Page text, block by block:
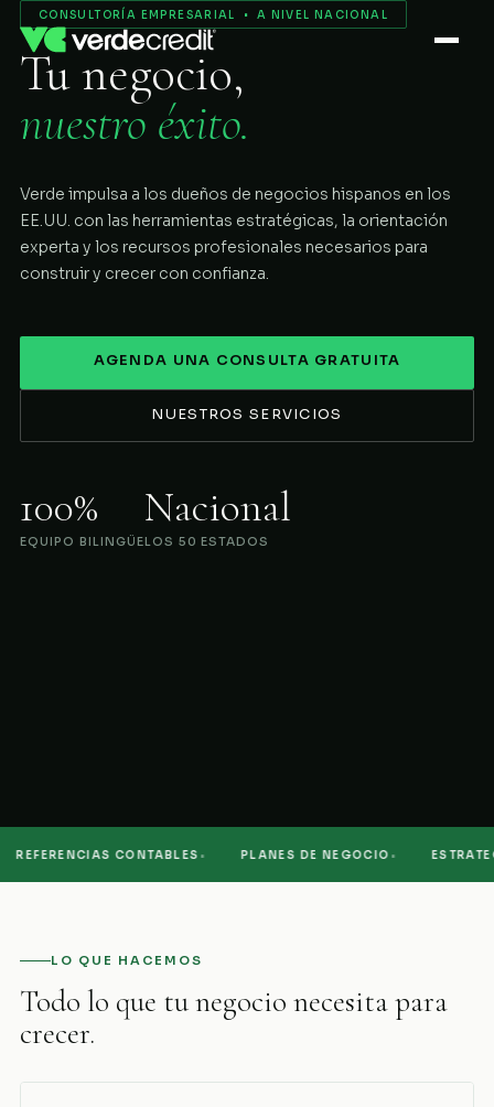
Servicios
Nosotros
Proceso
COMENZAR
CONSULTORÍA EMPRESARIAL • A NIVEL NACIONAL
Tu negocio,
nuestro éxito.
Verde impulsa a los dueños de negocios hispanos en los
EE.UU. con las herramientas estratégicas, la orientación
experta y los recursos profesionales necesarios para
construir y crecer con confianza.
AGENDA UNA CONSULTA GRATUITA
NUESTROS SERVICIOS
100%
EQUIPO BILINGÜE
Nacional
LOS 50 ESTADOS
CONTABLES· PLANES DE NEGOCIO·
LO QUE HACEMOS
Todo lo que tu negocio necesita para
crecer.